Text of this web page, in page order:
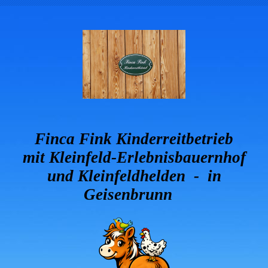
Finca Fink Kinderreitbetrieb
mitKleinfeld-Erlebnisbauernhof
und Kleinfeldhelden - in
Geisenbrunn